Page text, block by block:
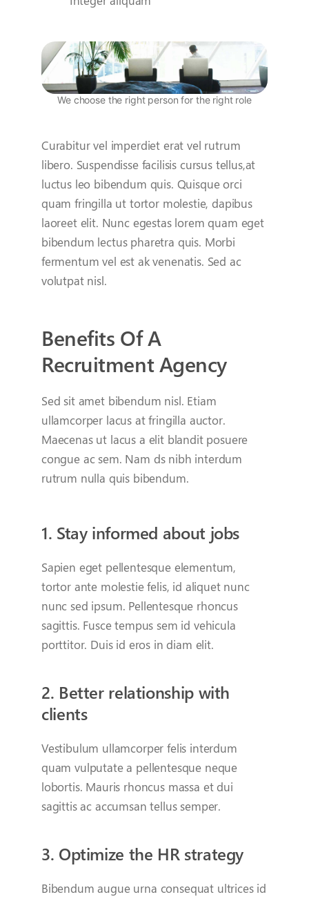
We choose the right person for the right role
Curabitur vel imperdiet erat vel rutrum
libero. Suspendisse facilisis cursus tellus,at
luctus leo bibendum quis. Quisque orci
quam fringilla ut tortor molestie, dapibus
laoreet elit. Nunc egestas lorem quam eget
bibendum lectus pharetra quis. Morbi
fermentum vel est ak venenatis. Sed ac
volutpat nisl.
Benefits Of A
Recruitment Agency
Sed sit amet bibendum nisl. Etiam
ullamcorper lacus at fringilla auctor.
Maecenas ut lacus a elit blandit posuere
congue ac sem. Nam ds nibh interdum
rutrum nulla quis bibendum.
1. Stay informed about jobs
Sapien eget pellentesque elementum,
tortor ante molestie felis, id aliquet nunc
nunc sed ipsum. Pellentesque rhoncus
sagittis. Fusce tempus sem id vehicula
porttitor. Duis id eros in diam elit.
2. Better relationship with
clients
Vestibulum ullamcorper felis interdum
quam vulputate a pellentesque neque
lobortis. Mauris rhoncus massa et dui
sagittis ac accumsan tellus semper.
3. Optimize the HR strategy
Bibendum augue urna consequat ultrices id